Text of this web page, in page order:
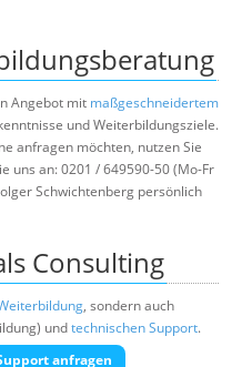
Angebot mit maßgeschneidertem
und Weiterbildungsziele.
anfragen möchten, nutzen Sie
uns an: 0201 / 649590-50 (Mo-Fr
Schwichtenberg persönlich
Consulting
, sondern auch
undtechnischen Support.
anfragen